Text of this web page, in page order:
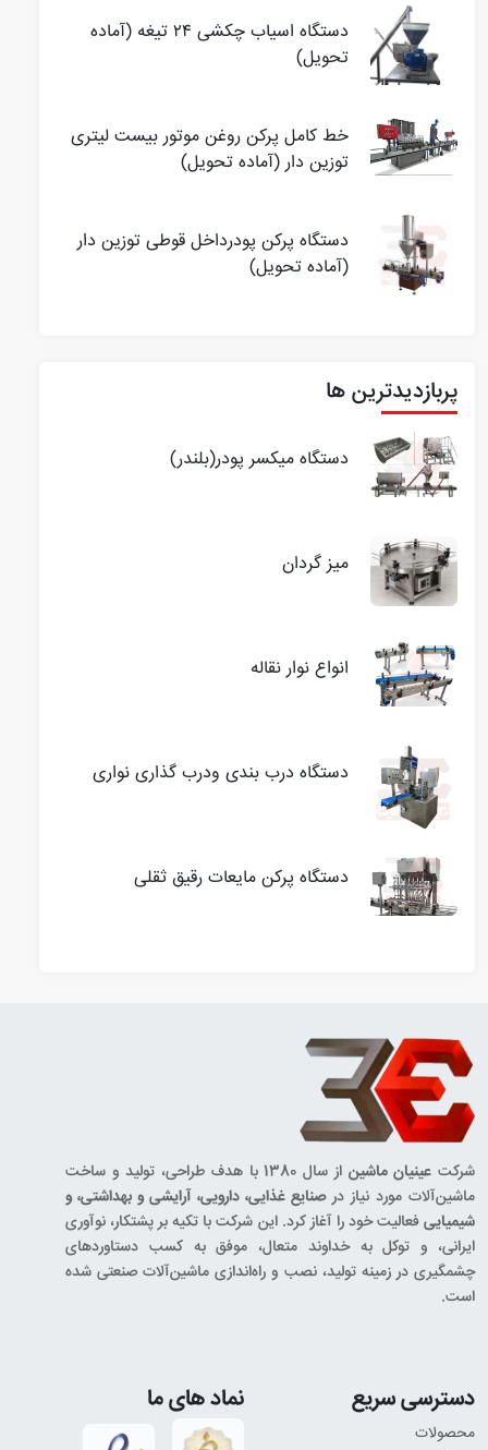
دستگاه اسیاب چکشی ۲۴ تیغه (آماده
تحویل)
خط کامل پرکن روغن موتور بیست لیتری
توزین دار (آماده تحویل)
دستگاه پرکن پودرداخل قوطی توزین دار
(آماده تحویل)
پربازدیدترین ها
دستگاه میکسر پودر(بلندر)
میز گردان
انواع نوار نقاله
دستگاه درب بندی ودرب گذاری نواری
دستگاه پرکن مایعات رقیق ثقلی
شرکت عینیان ماشین
از سال 1380 با هدف طراحی، تولید و ساخت
ماشین‌آلات مورد نیاز درصنایع غذایی، دارویی، آرایشی و بهداشتی، و
شیمیاییفعالیت خود را آغاز کرد. این شرکت با تکیه بر پشتکار، نوآوری
ایرانی، و توکل به خداوند متعال، موفق به کسب دستاوردهای
چشمگیری در زمینه تولید، نصب و راه‌اندازی ماشین‌آلات صنعتی شده
است.
دسترسی سریع
محصولات
نماد های ما